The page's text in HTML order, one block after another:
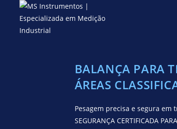
BALANÇA PARA
ÁREAS
Pesagem precisa e segura em
SEGURANÇA CERTIFICADA